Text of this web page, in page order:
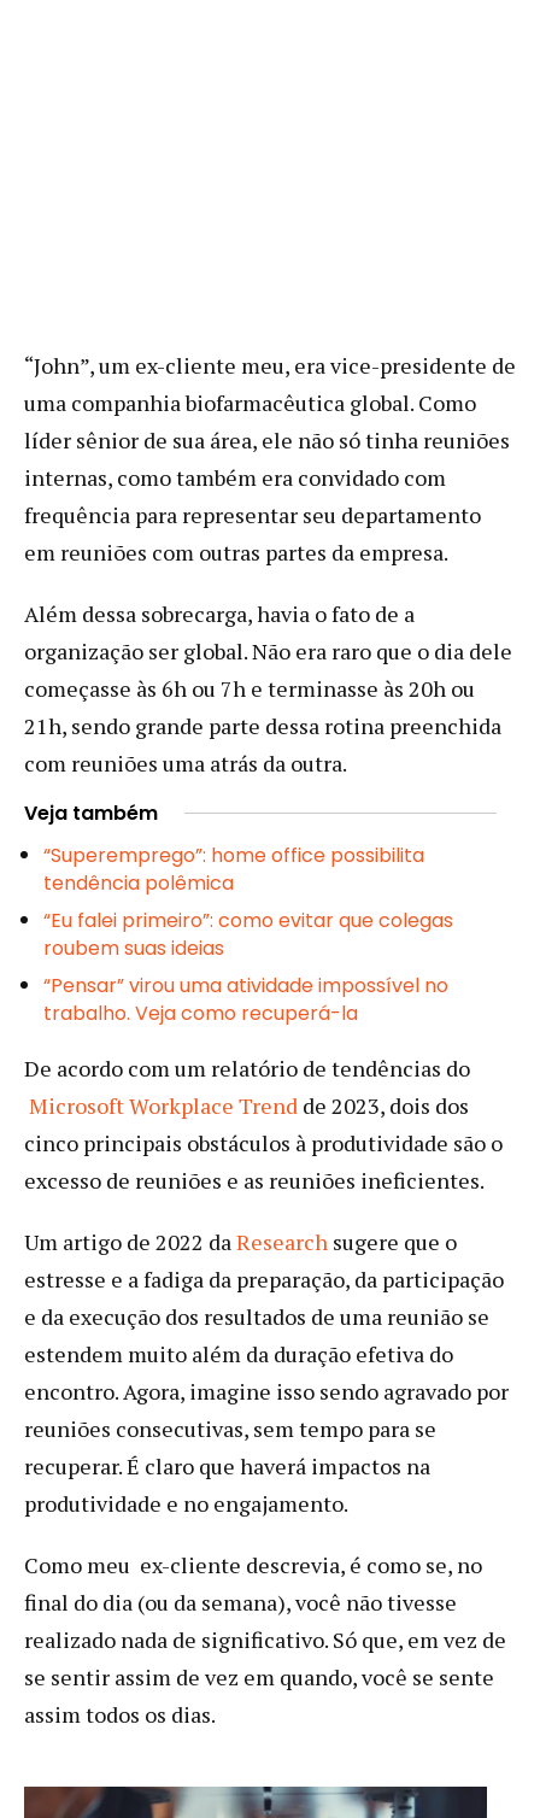
“John”, um ex-cliente meu, era vice-presidente de
uma companhia biofarmacêutica global. Como
líder sênior de sua área, ele não só tinha reuniões
internas, como também era convidado com
frequência para representar seu departamento
em reuniões com outras partes da empresa.
Além dessa sobrecarga, havia o fato de a
organização ser global. Não era raro que o dia dele
começasse às 6h ou 7h e terminasse às 20h ou
21h, sendo grande parte dessa rotina preenchida
com reuniões uma atrás da outra.
Veja também
“Superemprego”: home office possibilita
tendência polêmica
“Eu falei primeiro”: como evitar que colegas
roubem suas ideias
“Pensar” virou uma atividade impossível no
trabalho. Veja como recuperá-la
De acordo com um relatório de tendências do
Microsoft Workplace Trend de 2023, dois dos
cinco principais obstáculos à produtividade são o
excesso de reuniões e as reuniões ineficientes.
Um artigo de 2022 daResearch sugere que o
estresse e a fadiga da preparação, da participação
e da execução dos resultados de uma reunião se
estendem muito além da duração efetiva do
encontro. Agora, imagine isso sendo agravado por
reuniões consecutivas, sem tempo para se
recuperar. É claro que haverá impactos na
produtividade e no engajamento.
Como meu ex-cliente descrevia, é como se, no
final do dia (ou da semana), você não tivesse
realizado nada de significativo. Só que, em vez de
se sentir assim de vez em quando, você se sente
assim todos os dias.